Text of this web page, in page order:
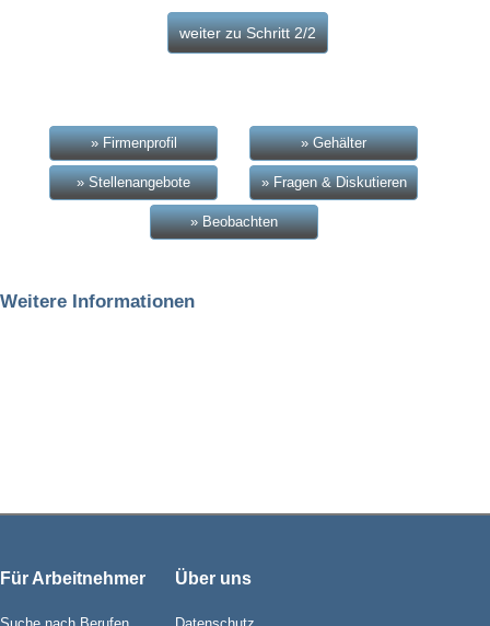
» Firmenprofil » Gehälter
» Stellenangebote » Fragen & Diskutieren
» Beobachten
Weitere Informationen
Für Arbeitnehmer Über uns